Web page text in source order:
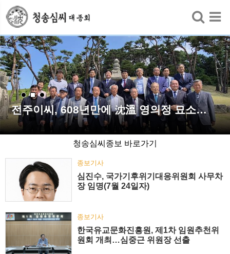
검색
전주이씨, 608년만에 沈溫 영의정 묘소…
청송심씨종보 바로가기
종보기사
심진수, 국가기후위기대응위원회 사무차
장 임명(7월 24일자)
종보기사
한국유교문화진흥원, 제1차 임원추천위
원회 개최…심중근 위원장 선출